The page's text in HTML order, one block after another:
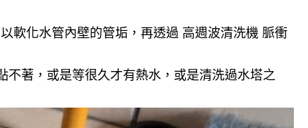
軟化水管內壁的管垢，再透過 高週波清洗機 脈衝
著，或是等很久才有熱水，或是清洗過水塔之